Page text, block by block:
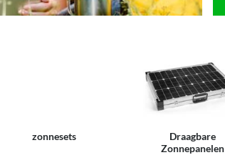
zonnesets
Draagbare
Zonnepanelen